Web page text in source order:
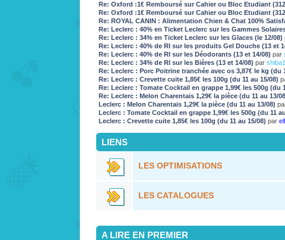
Re: Oxford :1€ Remboursé sur Cahier ou Bloc Etudiant
Re: Oxford :1€ Remboursé sur Cahier ou Bloc Etudiant
Re: ROYAL CANIN : Alimentation Chien & Chat 100%
Re: Leclerc : 40% en Ticket Leclerc sur les Gammes
Re: Leclerc : 34% en Ticket Leclerc sur les Glaces (le 12/08)
Re: Leclerc : 40% de RI sur les produits Gel Douche (13 et
Re: Leclerc : 40% de RI sur les Déodorants (13 et 14/08)par
Re: Leclerc : 34% de RI sur les Bières (13 et 14/08)par
Re: Leclerc : Porc Poitrine tranchée avec os 3,87€ le kg (du
Re: Leclerc : Crevette cuite 1,85€ les 100g (du 11 au 15/08)
Re: Leclerc : Tomate Cocktail en grappe 1,99€ les 500g (du
Re: Leclerc : Melon Charentais 1,29€ la pièce (du 11 au 13/
Leclerc : Melon Charentais 1,29€ la pièce (du 11 au 13/08)
Leclerc : Tomate Cocktail en grappe 1,99€ les 500g (du 11
Leclerc : Crevette cuite 1,85€ les 100g (du 11 au 15/08)par
LIENS
LES OPTIMISATIONS
LES CATALOGUES
A LIRE EN PREMIER